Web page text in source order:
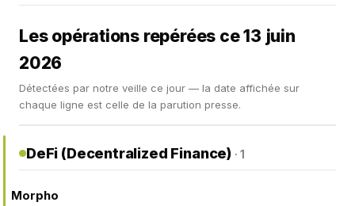
Les opérations repérées ce 13 juin
2026
Détectées par notre veille ce jour — la date affichée sur
chaque ligne est celle de la parution presse.
DeFi (Decentralized Finance) · 1
Morpho